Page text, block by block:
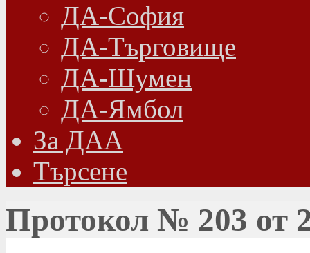
ДА-София
ДА-Търговище
ДА-Шумен
ДА-Ямбол
Зa ДАА
Търсене
Протокол № 203 от